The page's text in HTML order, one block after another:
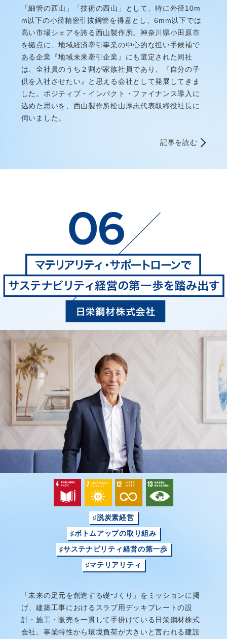
「細管の西山」「技術の西山」として、特に外径10m
m以下の小径精密引抜鋼管を得意とし、6mm以下では
高い市場シェアを誇る西山製作所。神奈川県小田原市
を拠点に、地域経済牽引事業の中心的な担い手候補で
ある企業『地域未来牽引企業』にも選定された同社
は、全社員のうち２割が家族社員であり、『自分の子
供を入社させたい』と思える会社として発展してきま
した。ポジティブ・インパクト・ファイナンス導入に
込めた思いを、西山製作所松山厚志代表取締役社長に
伺いました。
記事を読む
♯脱炭素経営
♯ボトムアップの取り組み
♯サステナビリティ経営の第一歩
♯マテリアリティ
「未来の足元を創造する礎づくり」をミッションに掲
げ、建築工事におけるスラブ用デッキプレートの設
計・施工・販売を一貫して手掛けている日栄鋼材株式
会社。事業特性から環境負荷が大きいと言われる建設